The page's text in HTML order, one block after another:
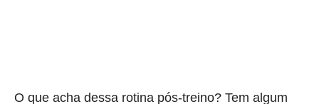
O que acha dessa rotina pós-treino? Tem algum